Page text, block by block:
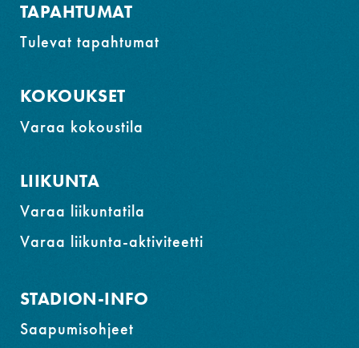
TAPAHTUMAT
Tulevat tapahtumat
KOKOUKSET
Varaa kokoustila
LIIKUNTA
Varaa liikuntatila
Varaa liikunta-aktiviteetti
STADION-INFO
Saapumisohjeet